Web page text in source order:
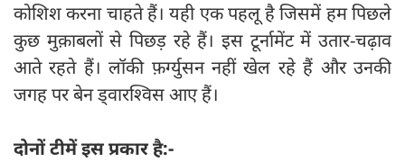
कोशिश करना चाहते हैं। यही एक पहलू है जिसमें हम पिछले
कुछ मुक़ाबलों से पिछड़ रहे हैं। इस टूर्नामेंट में उतार-चढ़ाव
आते रहते हैं। लॉकी फ़र्ग्युसन नहीं खेल रहे हैं और उनकी
जगह पर बेन ड्वारश्विस आए हैं।
दोनों टीमें इस प्रकार है:-